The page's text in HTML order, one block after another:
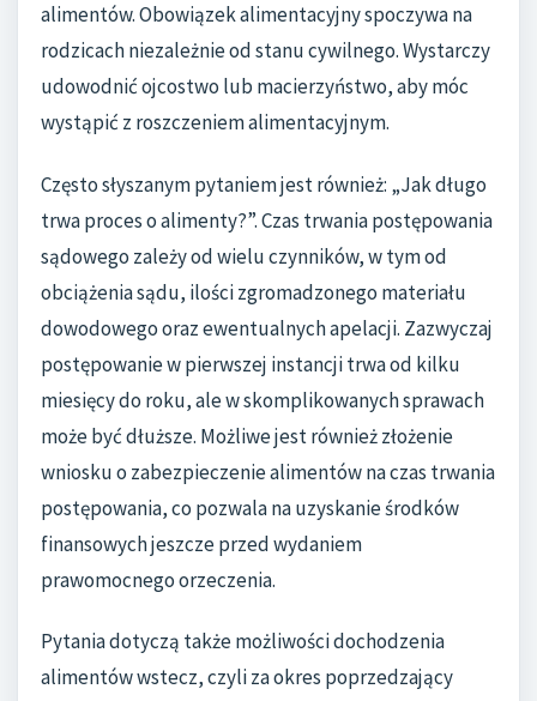
alimentów. Obowiązek alimentacyjny spoczywa na
rodzicach niezależnie od stanu cywilnego. Wystarczy
udowodnić ojcostwo lub macierzyństwo, aby móc
wystąpić z roszczeniem alimentacyjnym.
Często słyszanym pytaniem jest również: „Jak długo
trwa proces o alimenty?”. Czas trwania postępowania
sądowego zależy od wielu czynników, w tym od
obciążenia sądu, ilości zgromadzonego materiału
dowodowego oraz ewentualnych apelacji. Zazwyczaj
postępowanie w pierwszej instancji trwa od kilku
miesięcy do roku, ale w skomplikowanych sprawach
może być dłuższe. Możliwe jest również złożenie
wniosku o zabezpieczenie alimentów na czas trwania
postępowania, co pozwala na uzyskanie środków
finansowych jeszcze przed wydaniem
prawomocnego orzeczenia.
Pytania dotyczą także możliwości dochodzenia
alimentów wstecz, czyli za okres poprzedzający